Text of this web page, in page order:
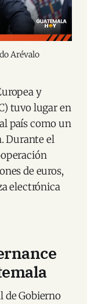
Arévalo
y
tuvo lugar en
país como un
Durante el
de euros,
electrónica
de Gobierno